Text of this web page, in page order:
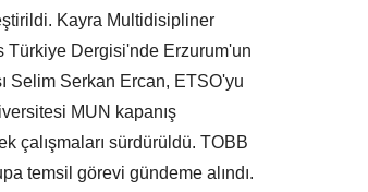
Kayra Multidisipliner
Türkiye Dergisi'nde Erzurum'un
Selim Serkan Ercan, ETSO'yu
MUN kapanış
çalışmaları sürdürüldü. TOBB
temsil görevi gündeme alındı.